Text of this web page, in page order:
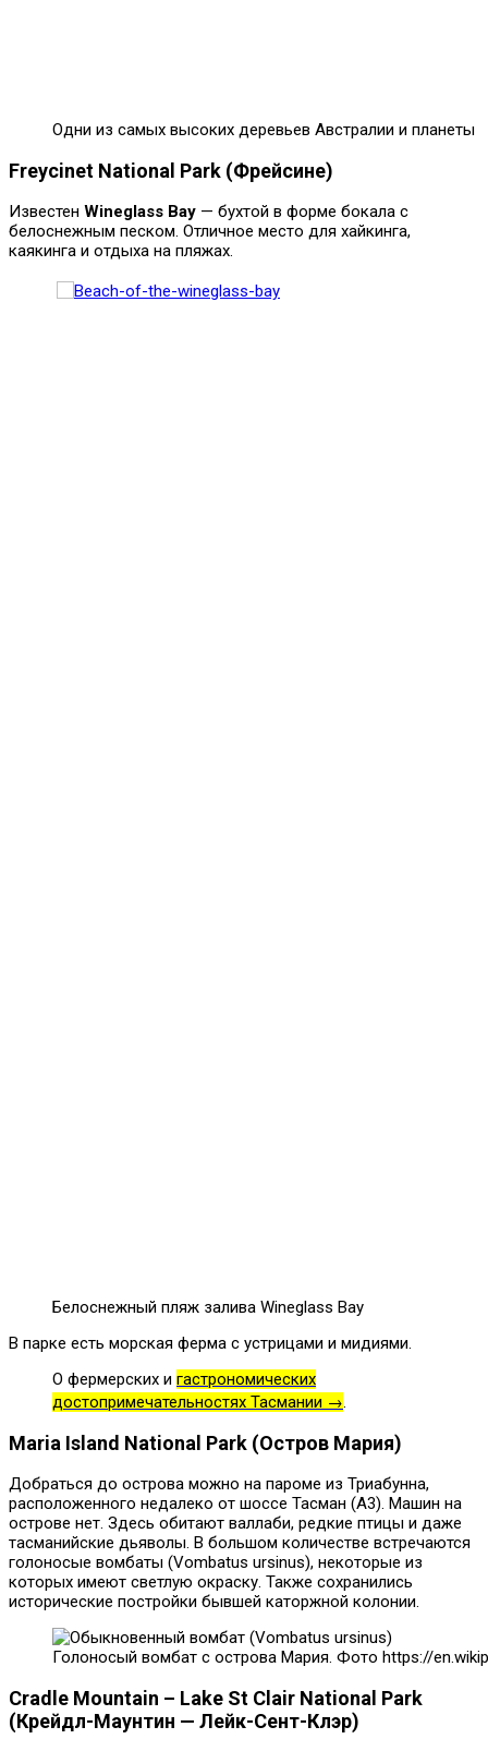
Одни из самых высоких деревьев Австралии и планеты
Freycinet National Park (Фрейсине)
Известен Wineglass Bay — бухтой в форме бокала с
белоснежным песком. Отличное место для хайкинга,
каякинга и отдыха на пляжах.
Белоснежный пляж залива Wineglass Bay
В парке есть морская ферма с устрицами и мидиями.
О фермерских и гастрономических
достопримечательностях Тасмании →.
Maria Island National Park (Остров Мария)
Добраться до острова можно на пароме из Триабунна,
расположенного недалеко от шоссе Тасман (A3). Машин на
острове нет. Здесь обитают валлаби, редкие птицы и даже
тасманийские дьяволы. В большом количестве встречаются
голоносые вомбаты (Vombatus ursinus), некоторые из
которых имеют светлую окраску. Также сохранились
исторические постройки бывшей каторжной колонии.
Голоносый вомбат с острова Мария. Фото https://
Cradle Mountain – Lake St Clair National Park
(Крейдл-Маунтин — Лейк-Сент-Клэр)